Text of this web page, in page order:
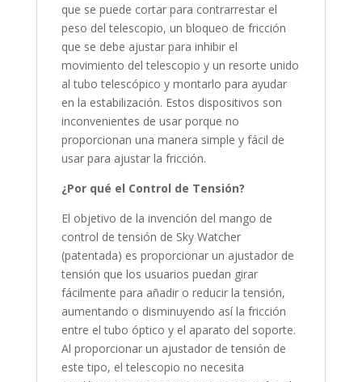
que se puede cortar para contrarrestar el
peso del telescopio, un bloqueo de fricción
que se debe ajustar para inhibir el
movimiento del telescopio y un resorte unido
al tubo telescópico y montarlo para ayudar
en la estabilización. Estos dispositivos son
inconvenientes de usar porque no
proporcionan una manera simple y fácil de
usar para ajustar la fricción.
¿Por qué el Control de Tensión?
El objetivo de la invención del mango de
control de tensión de Sky Watcher
(patentada) es proporcionar un ajustador de
tensión que los usuarios puedan girar
fácilmente para añadir o reducir la tensión,
aumentando o disminuyendo así la fricción
entre el tubo óptico y el aparato del soporte.
Al proporcionar un ajustador de tensión de
este tipo, el telescopio no necesita